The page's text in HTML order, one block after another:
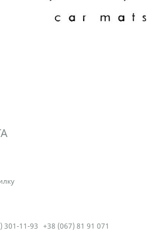
301-11-93 +38 (067) 81 91 071